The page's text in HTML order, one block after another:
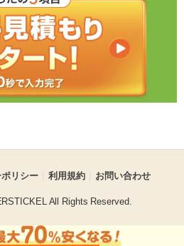
リシー 利用規約 お問い合わせ
All Rights Reserved.